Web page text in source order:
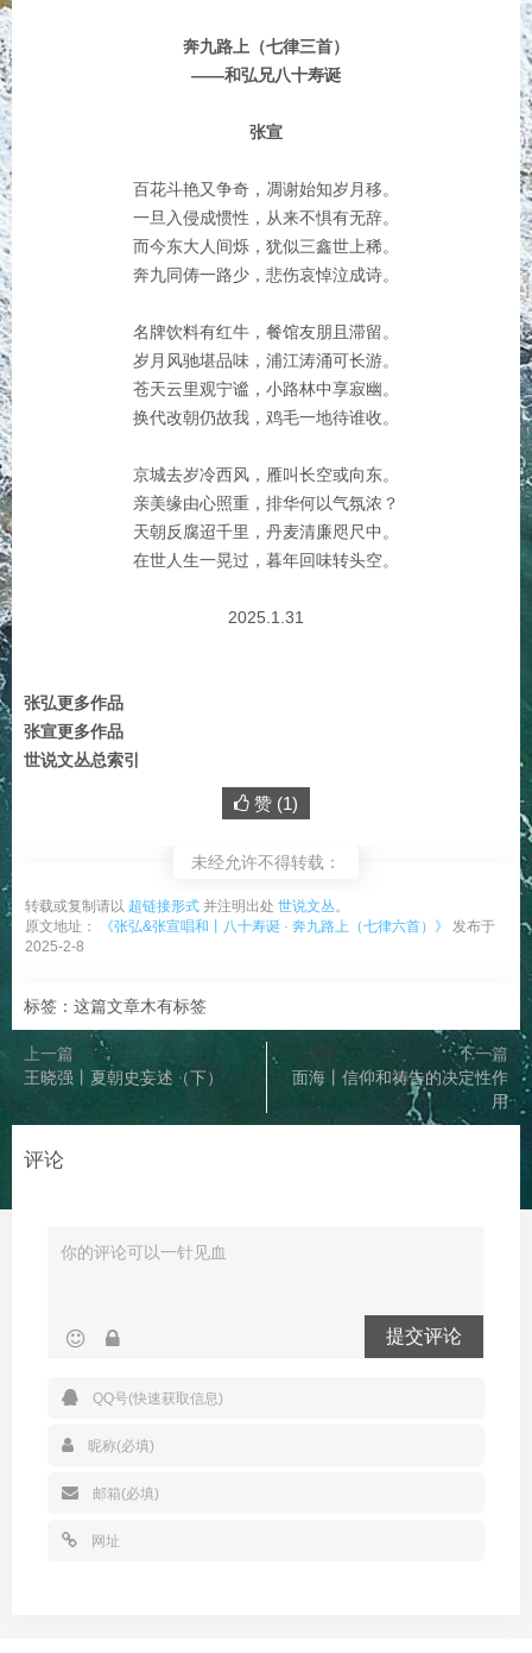
奔九路上（七律三首）
——和弘兄八十寿诞
张宣
百花斗艳又争奇，凋谢始知岁月移。
一旦入侵成惯性，从来不惧有无辞。
而今东大人间烁，犹似三鑫世上稀。
奔九同俦一路少，悲伤哀悼泣成诗。
名牌饮料有红牛，餐馆友朋且滞留。
岁月风驰堪品味，浦江涛涌可长游。
苍天云里观宁谧，小路林中享寂幽。
换代改朝仍故我，鸡毛一地待谁收。
京城去岁冷西风，雁叫长空或向东。
亲美缘由心照重，排华何以气氛浓？
天朝反腐迢千里，丹麦清廉咫尺中。
在世人生一晃过，暮年回味转头空。
2025.1.31
张弘更多作品
张宣更多作品
世说文丛总索引
赞 (1)
未经允许不得转载：
转载或复制请以 超链接形式 并注明出处 世说文丛。
原文地址：
《张弘&张宣唱和丨八十寿诞 · 奔九路上（七律六首）》
发布于
2025-2-8
标签：这篇文章木有标签
上一篇
王晓强丨夏朝史妄述（下）
下一篇
面海丨信仰和祷告的决定性作
用
评论
提交评论